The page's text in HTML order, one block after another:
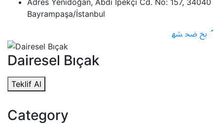
Adres Yenidoğan, Abdi İpekçi Cd. No: 157, 34040
Bayrampaşa/İstanbul
Dairesel Bıçak
Teklif Al
Category